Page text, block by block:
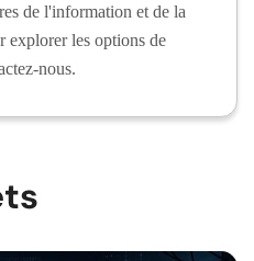
de l'information et de la
explorer les options de
nous.